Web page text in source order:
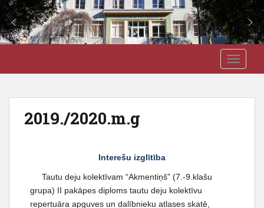
i
2019./2020.m.g
Interešu izglītība
Tautu deju kolektīvam “Akmentiņš” (7.-9.klašu
grupa) II pakāpes diploms tautu deju kolektīvu
repertuāra apguves un dalībnieku atlases skatē,